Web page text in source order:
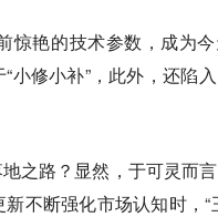
惊艳的技术参数，成为
修小补”，此外，还陷
之路？ 显然，于可灵而
不断强化市场认知时，“